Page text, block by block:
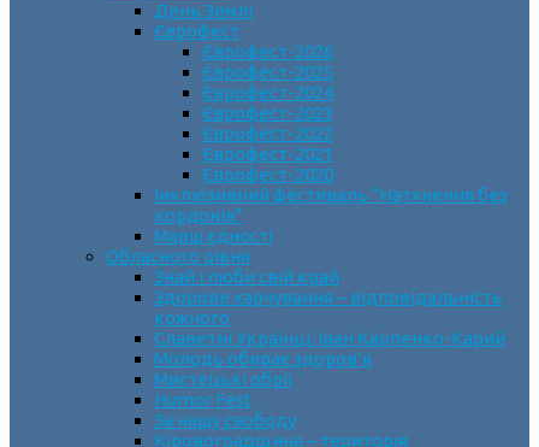
День Землі
Єврофест
Єврофест-2026
Єврофест-2025
Єврофест-2024
Єврофест-2023
Єврофест-2022
Єврофест-2021
Єврофест-2020
Інклюзивний фестиваль “Натхнення без
кордонів”
Марш єдності
Обласного рівня
Знай і люби свій край
Здорове харчування – відповідальність
кожного
Славетні Українці. Іван Карпенко-Карий
Молодь обирає здоров’я
Мистецькі обрії
Humor Fest
За нашу свободу
Кіровоградщина – територія